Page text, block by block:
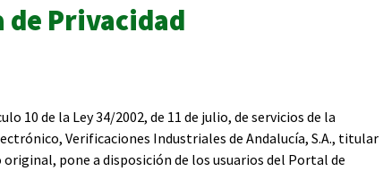
de Privacidad
10 de la Ley 34/2002, de 11 de julio, de servicios de la
Verificaciones Industriales de Andalucía, S.A., titular
original, pone a disposición de los usuarios del Portal de